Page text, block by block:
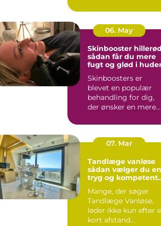
hverdag. Både ind...
06. May
Skinbooster hillerød
sådan får du mere
fugt og glød i
Skinboosters er
blevet en populær
behandling for dig,
der ønsker en mere
spændst...
07. Mar
Tandlæge vanløse
sådan vælger du en
tryg og kompetent
Mange, der søger
Tandlæge Vanløse,
leder ikke kun efter
kort afstand